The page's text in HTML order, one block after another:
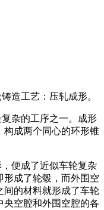
造工艺：压轧成形。
杂的工序之一。成形
构成两个同心的环形锥
便成了近似车轮复杂
成了轮毂，而外围空
间的材料就形成了车轮
央空腔和外围空腔的各